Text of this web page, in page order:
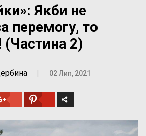
Якби не
перемогу, то
(Частина 2)
| 02 Лип, 2021